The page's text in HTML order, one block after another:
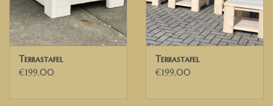
Terrastafel
€199,00
Terrastafel
€199,00